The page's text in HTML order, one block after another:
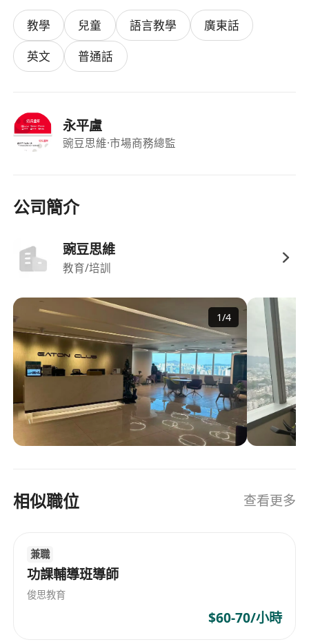
基本薪資：60元/小時
目標：6-8個註冊/天
邀約率（願意試堂）達到50%-60%薪資漲到70元/小
時
教學 兒童 語言教學
廣東話
英文
普通話
永平盧
豌豆思維·市場商務總監
公司簡介
豌豆思維
教育/培訓
1/4
相似職位 查看更多
兼職
功課輔導班導師
俊思教育
$60-70/小時